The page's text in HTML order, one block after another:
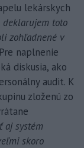
lekárskych
deklarujem toto
zohľadnené v
naplnenie
diskusia, ako
audit. K
zloženú zo
aj systém
skoro